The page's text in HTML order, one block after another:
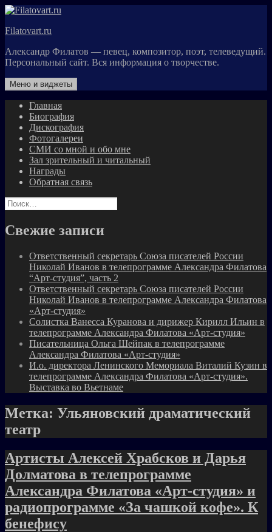
Перейти
содержимому
Filatovart.ru
Александр Филатов — певец, композитор, поэт, телеведущий.
Персональный сайт. Вся информация о творчестве.
Меню и виджеты
Главная
Биография
Дискография
Фотогалереи
СМИ со мной и обо мне
Зал зрительный и читальный
Награды
Обратная связь
Найти:
Свежие записи
Ответственный секретарь Союза писателей России
Николай Иванов в телепрограмме Александра Филатова
“Арт-студия”, часть 2
Ответственный секретарь Союза писателей России
Николай Иванов в телепрограмме Александра Филатова
«Арт-студия»
Солистка Ванесса Куранова и дирижер Кирилл Ильин в
телепрограмме Александра Филатова «Арт-студия»
Писательница Ольга Шейпак в телепрограмме
Александра Филатова «Арт-студия»
И.о. директора Ленинского Мемориала Виталий Кузин в
телепрограмме Александра Филатова «Арт-студия».
Выставка во Вьетнаме
Метка: Ульяновский драматический
театр
Артисты Алексей Храбсков и Дарья
Долматова в телепрограмме
Александра Филатова «Арт-студия» и
радиопрограмме «За чашкой кофе». К
бенефису